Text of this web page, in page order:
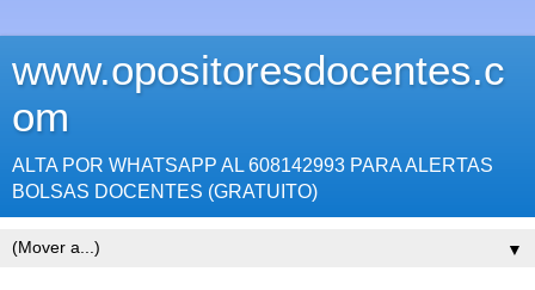
www.opositoresdocentes.c
om
ALTA POR WHATSAPP AL 608142993 PARA ALERTAS
BOLSAS DOCENTES (GRATUITO)
▼